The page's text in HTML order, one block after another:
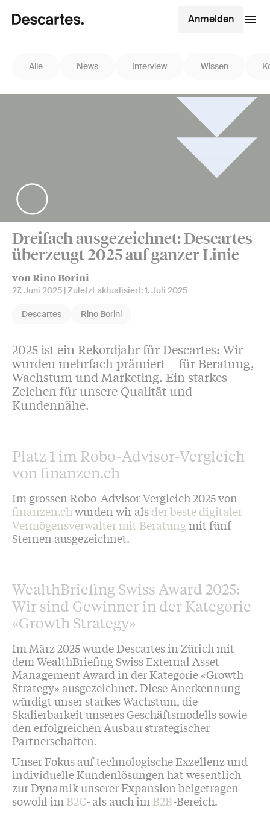
Anmelden
Alle News Interview Wissen
Dreifach ausgezeichnet: Descartes
überzeugt 2025 auf ganzer Linie
von Rino Borini
27. Juni 2025 | Zuletzt aktualisiert:1. Juli 2025
Descartes Rino Borini
2025 ist ein Rekordjahr für Descartes: Wir
wurden mehrfach prämiert – für Beratung,
Wachstum und Marketing. Ein starkes
Zeichen für unsere Qualität und
Kundennähe.
Platz 1 im Robo-Advisor-Vergleich
von finanzen.ch
Im grossen Robo-Advisor-Vergleich 2025 von
finanzen.chwurden wir alsder beste digitaler
Vermögensverwalter mit Beratungmit fünf
Sternen ausgezeichnet.
WealthBriefing Swiss Award 2025:
Wir sind Gewinner in der Kategorie
«Growth Strategy»
Im März 2025 wurde Descartes in Zürich mit
dem WealthBriefing Swiss External Asset
Management Award in der Kategorie «Growth
Strategy» ausgezeichnet. Diese Anerkennung
würdigt unser starkes Wachstum, die
Skalierbarkeit unseres Geschäftsmodells sowie
den erfolgreichen Ausbau strategischer
Partnerschaften.
Unser Fokus auf technologische Exzellenz und
individuelle Kundenlösungen hat wesentlich
zur Dynamik unserer Expansion beigetragen –
sowohl imB2C- als auch imB2B-Bereich.